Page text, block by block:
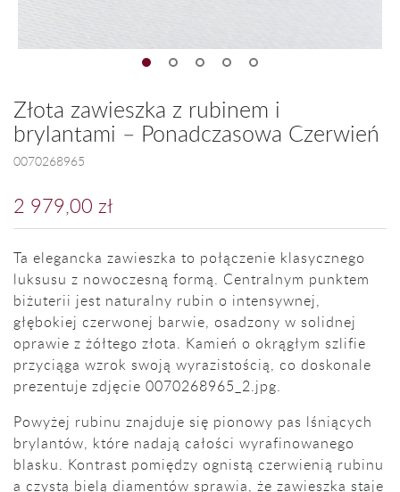
Złota zawieszka z rubinem i
brylantami – Ponadczasowa Czerwień
0070268965
2 979,00 zł
Ta elegancka zawieszka to połączenie klasycznego
luksusu z nowoczesną formą. Centralnym punktem
biżuterii jest naturalny rubin o intensywnej,
głębokiej czerwonej barwie, osadzony w solidnej
oprawie z żółtego złota. Kamień o okrągłym szlifie
przyciąga wzrok swoją wyrazistością, co doskonale
prezentuje zdjęcie 0070268965_2.jpg.
Powyżej rubinu znajduje się pionowy pas lśniących
brylantów, które nadają całości wyrafinowanego
blasku. Kontrast pomiędzy ognistą czerwienią rubinu
a czystą bielą diamentów sprawia, że zawieszka staje